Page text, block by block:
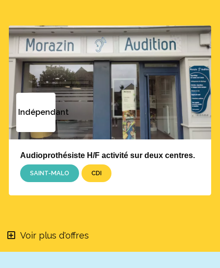
Indépendant
Audioprothésiste H/F activité sur deux centres.
SAINT-MALO CDI
Voir plus d'offres